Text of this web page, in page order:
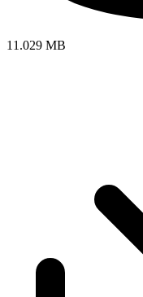
11.029 MB